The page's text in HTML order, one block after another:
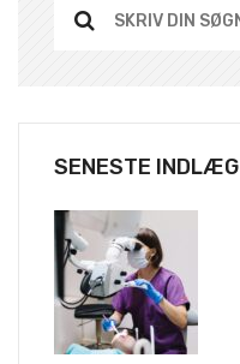
SENESTE INDLÆG